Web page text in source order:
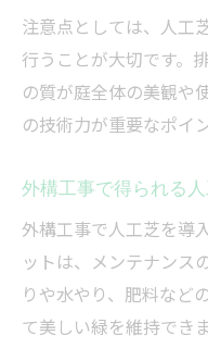
外構工事で
活用
人工芝と外
り
工夫
人工芝と外
る
外構工事で
イント
注意点としては、人工
行うことが大切です。
の質が庭全体の美観や
の技術力が重要なポイ
外構工事で得られる
外構工事で人工芝を導
ットは、メンテナンス
りや水やり、肥料など
て美しい緑を維持でき